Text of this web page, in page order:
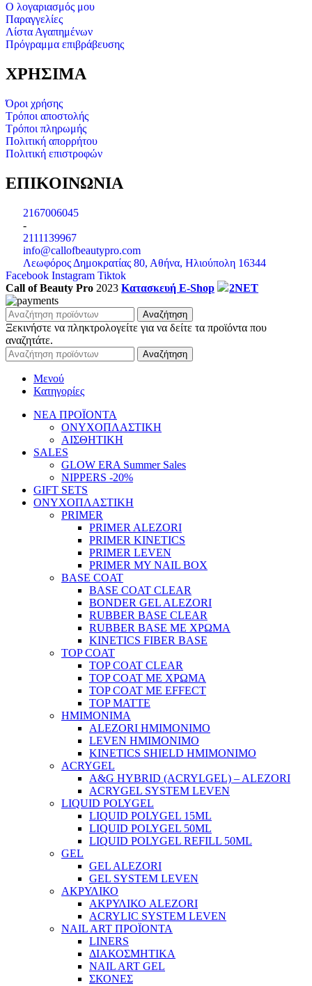
Ο λογαριασμός μου
Παραγγελίες
Λίστα Αγαπημένων
Πρόγραμμα επιβράβευσης
ΧΡΗΣΙΜΑ
Όροι χρήσης
Τρόποι αποστολής
Τρόποι πληρωμής
Πολιτική απορρήτου
Πολιτική επιστροφών
ΕΠΙΚΟΙΝΩΝΙΑ
2167006045
-
2111139967
info@callofbeautypro.com
Λεωφόρος Δημοκρατίας 80, Αθήνα, Ηλιούπολη 16344
Facebook Instagram Tiktok
Call of Beauty Pro 2023 Κατασκευή E-Shop 2NET
Αναζήτηση
Ξεκινήστε να πληκτρολογείτε για να δείτε τα προϊόντα που
αναζητάτε.
Αναζήτηση
Μενού
Κατηγορίες
ΝΕΑ ΠΡΟΪΟΝΤΑ
ΟΝΥΧΟΠΛΑΣΤΙΚΗ
ΑΙΣΘΗΤΙΚΗ
SALES
GLOW ERA Summer Sales
NIPPERS -20%
GIFT SETS
ΟΝΥΧΟΠΛΑΣΤΙΚΗ
PRIMER
PRIMER ALEZORI
PRIMER KINETICS
PRIMER LEVEN
PRIMER MY NAIL BOX
BASE COAT
BASE COAT CLEAR
BONDER GEL ALEZORI
RUBBER BASE CLEAR
RUBBER BASE ΜΕ ΧΡΩΜΑ
KINETICS FIBER BASE
TOP COAT
TOP COAT CLEAR
TOP COAT ΜΕ ΧΡΩΜΑ
TOP COAT ΜΕ EFFECT
TOP MATTE
ΗΜΙΜΟΝΙΜΑ
ALEZORI ΗΜΙΜΟΝΙΜΟ
LEVEN ΗΜΙΜΟΝΙΜΟ
KINETICS SHIELD ΗΜΙΜΟΝΙΜΟ
ACRYGEL
A&G HYBRID (ACRYLGEL) – ALEZORI
ACRYGEL SYSTEM LEVEN
LIQUID POLYGEL
LIQUID POLYGEL 15ML
LIQUID POLYGEL 50ML
LIQUID POLYGEL REFILL 50ML
GEL
GEL ALEZORI
GEL SYSTEM LEVEN
ΑΚΡΥΛΙΚΟ
ΑΚΡΥΛΙΚΟ ALEZORI
ACRYLIC SYSTEM LEVEN
NAIL ART ΠΡΟΪΟΝΤΑ
LINERS
ΔΙΑΚΟΣΜΗΤΙΚΑ
NAIL ART GEL
ΣΚΟΝΕΣ